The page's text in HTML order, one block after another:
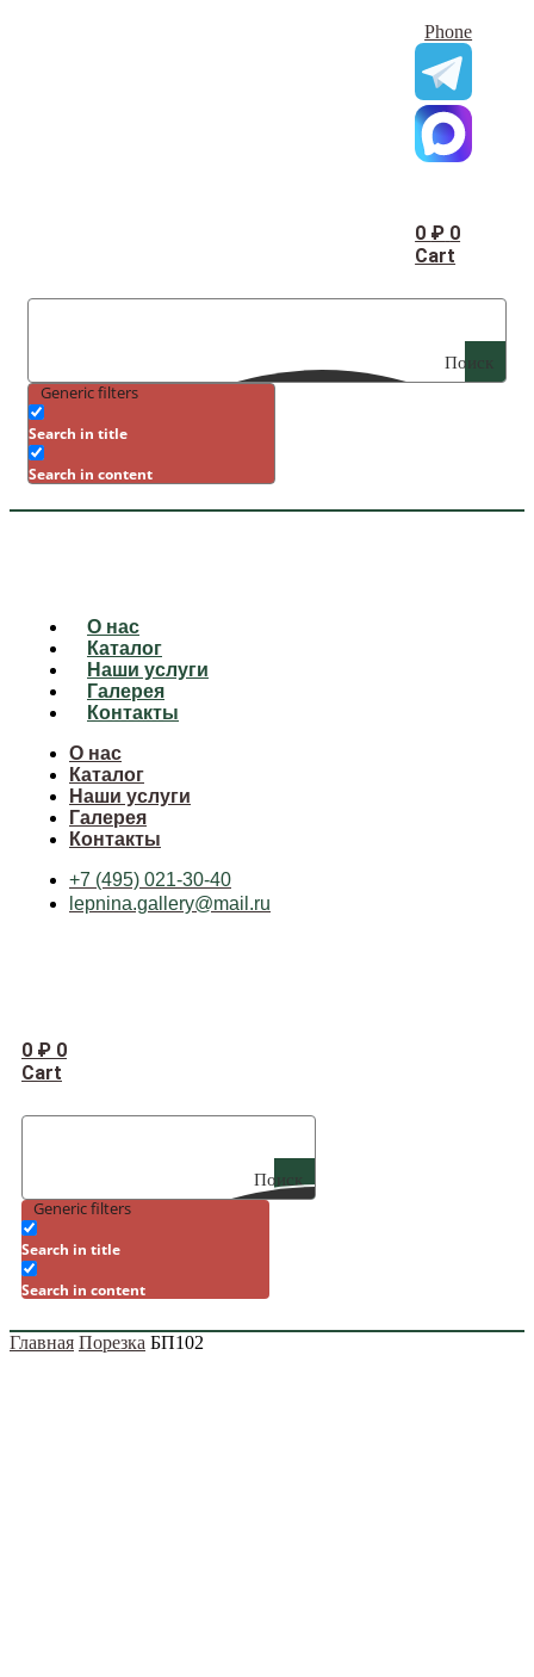
Phone
0 ₽ 0
Cart
Поиск
Generic filters
Search in title
Search in content
О нас
Каталог
Наши услуги
Галерея
Контакты
О нас
Каталог
Наши услуги
Галерея
Контакты
+7 (495) 021-30-40
lepnina.gallery@mail.ru
0 ₽ 0
Cart
Поиск
Generic filters
Search in title
Search in content
Главная Порезка БП102